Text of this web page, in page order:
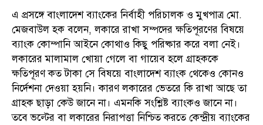
এ প্রসঙ্গে বাংলাদেশ ব্যাংকের নির্বাহী পরিচালক ও মুখপাত্র মো.
মেজবাউল হক বলেন, লকারে রাখা সম্পদের ক্ষতিপূরণের বিষয়ে
ব্যাংক কোম্পানি আইনে কোথাও কিছু পরিষ্কার করে বলা নেই।
লকারের মালামাল খোয়া গেলে বা গায়েব হলে গ্রাহককে
ক্ষতিপূরণ কত টাকা সে বিষয়ে বাংলাদেশ ব্যাংক থেকেও কোনও
নির্দেশনা দেওয়া হয়নি। কারণ লকারের ভেতরে কি রাখা আছে তা
গ্রাহক ছাড়া কেউ জানে না। এমনকি সংশ্লিষ্ট ব্যাংকও জানে না।
তবে ভল্টের বা লকারের নিরাপত্তা নিশ্চিত করতে কেন্দ্রীয় ব্যাংকের